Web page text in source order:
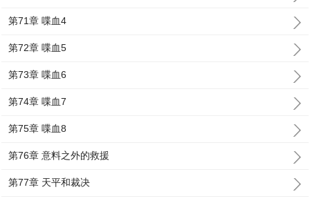
第71章 喋血4
第72章 喋血5
第73章 喋血6
第74章 喋血7
第75章 喋血8
第76章 意料之外的救援
第77章 天平和裁决